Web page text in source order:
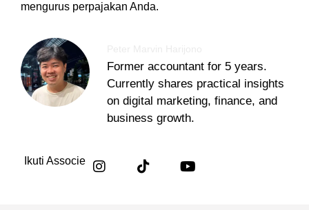
mengurus perpajakan Anda.
Former accountant for 5 years.
Currently shares practical insights
on digital marketing, finance, and
business growth.
Ikuti Associe